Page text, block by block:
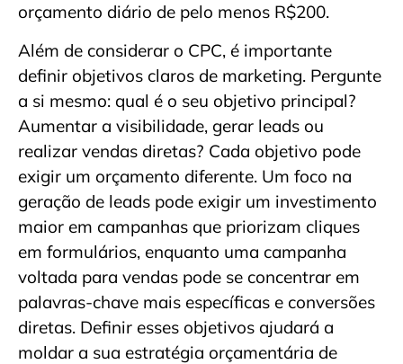
orçamento diário de pelo menos R$200.
Além de considerar o CPC, é importante
definir objetivos claros de marketing. Pergunte
a si mesmo: qual é o seu objetivo principal?
Aumentar a visibilidade, gerar leads ou
realizar vendas diretas? Cada objetivo pode
exigir um orçamento diferente. Um foco na
geração de leads pode exigir um investimento
maior em campanhas que priorizam cliques
em formulários, enquanto uma campanha
voltada para vendas pode se concentrar em
palavras-chave mais específicas e conversões
diretas. Definir esses objetivos ajudará a
moldar a sua estratégia orçamentária de